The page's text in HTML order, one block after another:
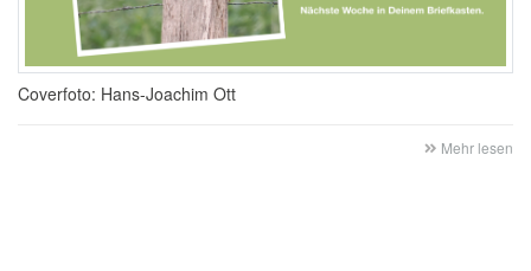
Coverfoto: Hans-Joachim Ott
Mehr lesen